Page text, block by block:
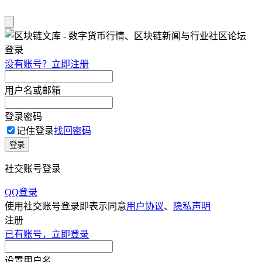
登录
没有账号？立即注册
用户名或邮箱
登录密码
记住登录找回密码
登录
社交账号登录
QQ登录
使用社交账号登录即表示同意用户协议、
隐私声明
注册
已有账号，立即登录